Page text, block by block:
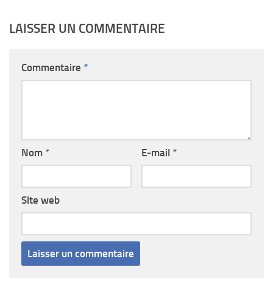
LAISSER UN COMMENTAIRE
Commentaire *
Nom * E-mail *
Site web